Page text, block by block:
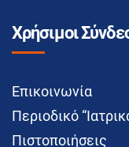
Χρήσιμοι
Επικοινωνία
Περιοδικό
Πιστοποιήσεις